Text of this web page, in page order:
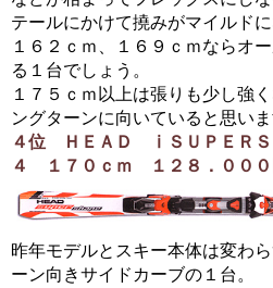
テールにかけて撓みがマイルド
１６２ｃｍ、１６９ｃｍならオ
る１台でしょう。
１７５ｃｍ以上は張りも少し強
ングターンに向いていると思いま
４位 ＨＥＡＤ ⅰＳＵＰＥＲＳ
４ １７０ｃｍ １２８．０００
昨年モデルとスキー本体は変わ
ーン向きサイドカーブの１台。